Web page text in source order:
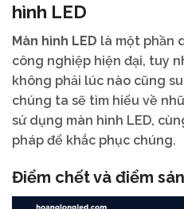
hình LED
Màn hình LED là một phần
công nghiệp hiện đại, tuy
không phải lúc nào cũng
chúng ta sẽ tìm hiểu về
sử dụng màn hình LED,
pháp để khắc phục chúng.
Điểm chết và điểm